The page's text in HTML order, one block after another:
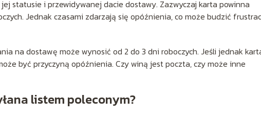
statusie i przewidywanej dacie dostawy. Zazwyczaj karta powinna
Jednak czasami zdarzają się opóźnienia, co może budzić
na dostawę może wynosić od 2 do 3 dni roboczych. Jeśli jednak
być przyczyną opóźnienia. Czy winą jest poczta, czy może inne
listem poleconym?